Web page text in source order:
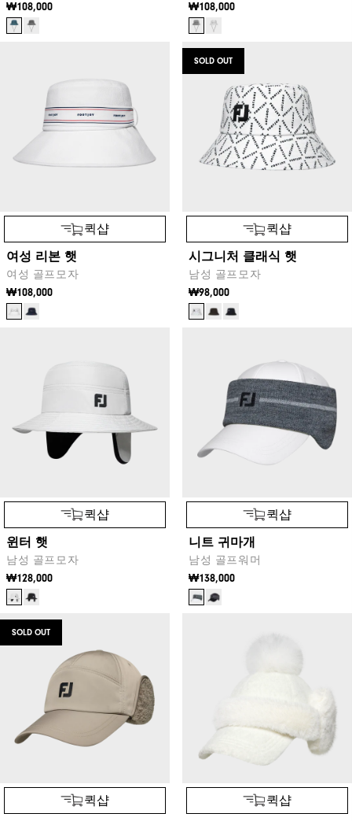
₩108,000
₩108,000
퀵샵
여성 리본 햇
여성 골프모자
₩108,000
SOLD OUT
퀵샵
시그니처 클래식 햇
남성 골프모자
₩98,000
퀵샵
윈터 햇
남성 골프모자
₩128,000
퀵샵
니트 귀마개
남성 골프워머
₩138,000
SOLD OUT
퀵샵
퀵샵